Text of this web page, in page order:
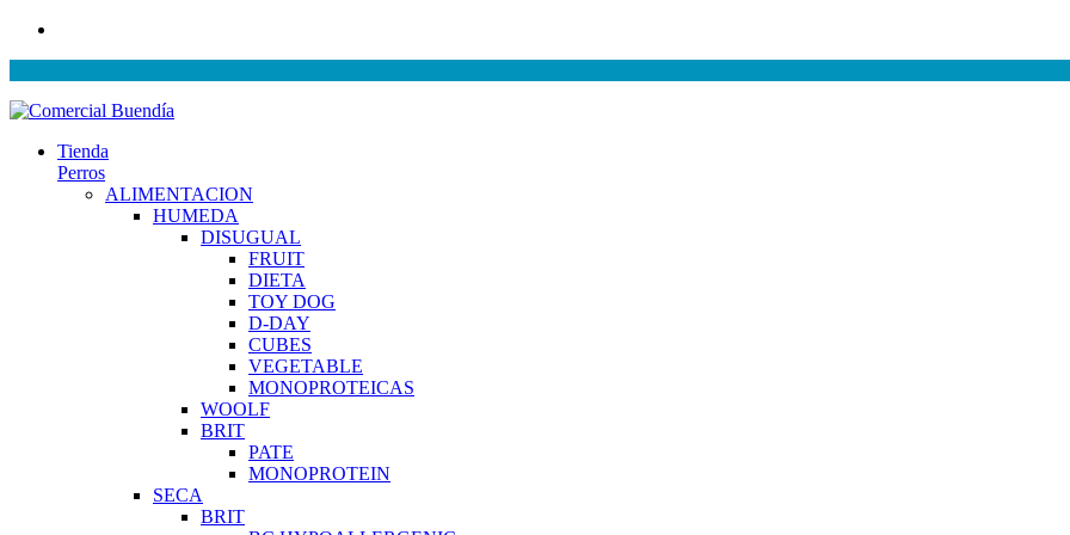
Tienda
Perros
ALIMENTACION
HUMEDA
DISUGUAL
FRUIT
DIETA
TOY DOG
D-DAY
CUBES
VEGETABLE
MONOPROTEICAS
WOOLF
BRIT
PATE
MONOPROTEIN
SECA
BRIT